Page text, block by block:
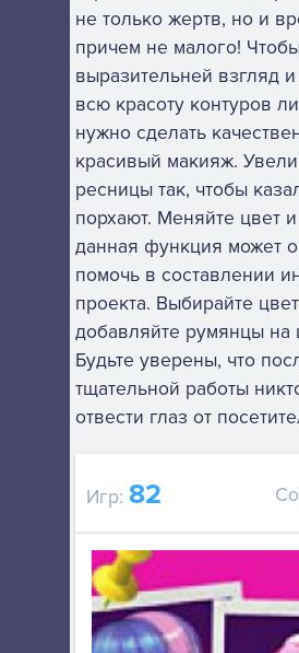
не только жертв, но и
причем не малого!
выразительней взгляд
всю красоту контуров
нужно сделать
красивый макияж.
ресницы так, чтобы
порхают. Меняйте цвет
данная функция может
помочь в составлении
проекта. Выбирайте
добавляйте румянцы на
Будьте уверены, что
тщательной работы
отвести глаз от
Игр: 82